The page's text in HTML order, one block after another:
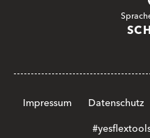
Impressum Datenschutz